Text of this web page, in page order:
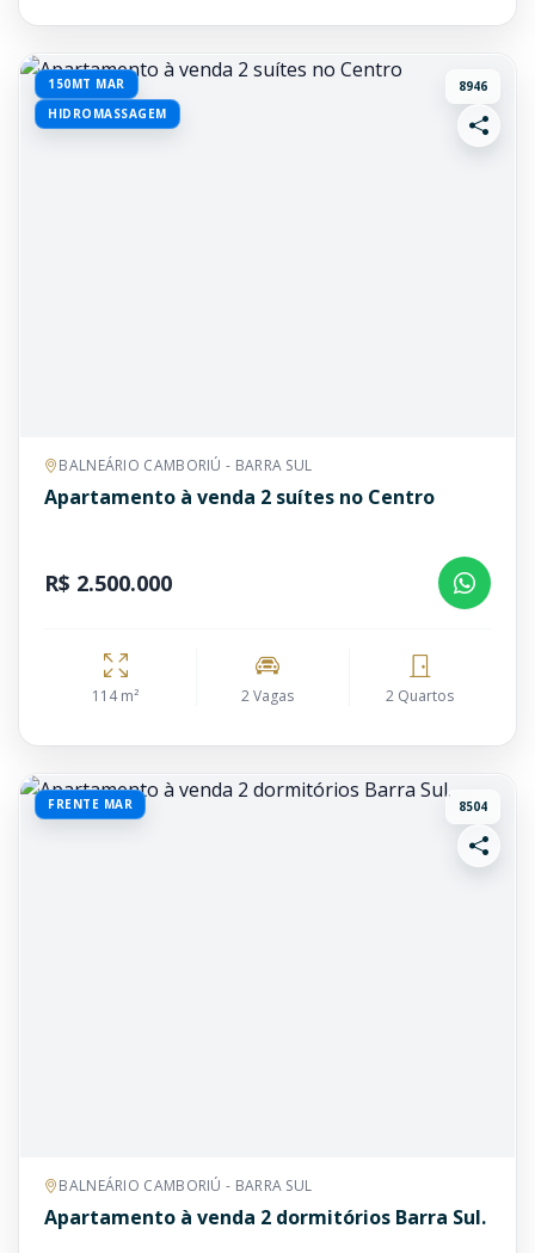
150MT MAR
HIDROMASSAGEM
8946
BALNEÁRIO CAMBORIÚ - BARRA SUL
Apartamento à venda 2 suítes no Centro
R$ 2.500.000
114 m² 2 Vagas 2 Quartos
FRENTE MAR 8504
BALNEÁRIO CAMBORIÚ - BARRA SUL
Apartamento à venda 2 dormitórios Barra Sul.